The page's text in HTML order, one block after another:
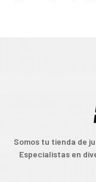
Somos tu tienda de
Especialistas en